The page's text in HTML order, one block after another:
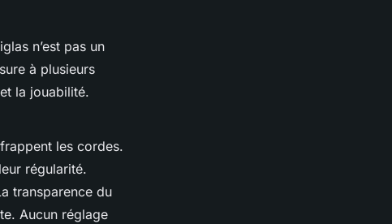
n’est pas un
à plusieurs
la jouabilité.
les cordes.
régularité.
transparence du
Aucun réglage